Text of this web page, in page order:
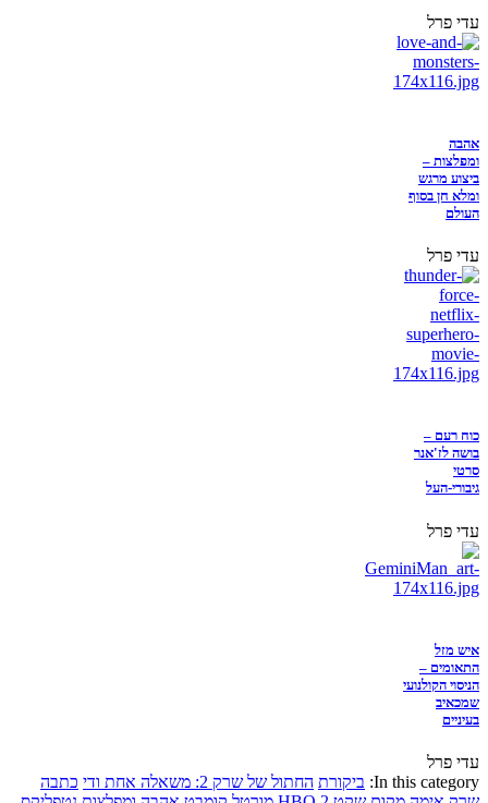
עדי פרל
אהבה
ומפלצות –
ביצוע מרגש
ומלא חן בסוף
העולם
עדי פרל
כוח רעם –
בושה לז'אנר
סרטי
גיבורי-העל
עדי פרל
איש מזל
התאומים –
הניסוי הקולנועי
שמכאיב
בעיניים
עדי פרל
In this category: ביקורת החתול של שרק 2: משאלה אחת ודי
כתבה